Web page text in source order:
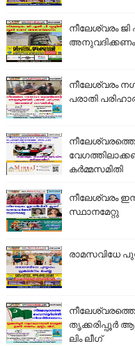
നീലേശ്വരം
അനുവദിക്കണം
നീലേശ്വരം
പരാതി
കർമ്മസമിതി
നീലേശ്വരം
സ്ഥാനമേറ്റു
രാമസവിധേ
തൃക്കരിപ്പൂർ
ലിം ലീഗ്